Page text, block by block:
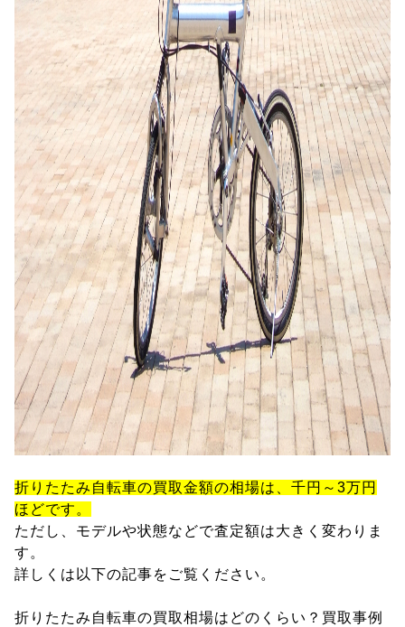
折りたたみ自転車の買取金額の相場は、千円～3万円
ほどです。
ただし、モデルや状態などで査定額は大きく変わりま
す。
詳しくは以下の記事をご覧ください。
折りたたみ自転車の買取相場はどのくらい？買取事例